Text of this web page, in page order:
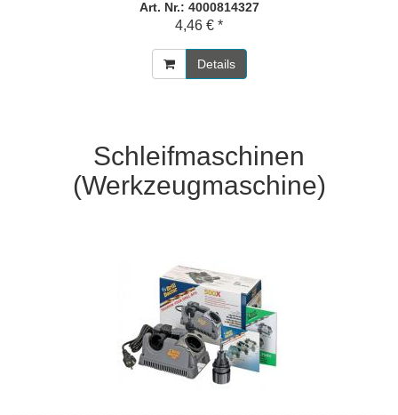
Art. Nr.: 4000814327
4,46 € *
Details
Schleifmaschinen
(Werkzeugmaschine)